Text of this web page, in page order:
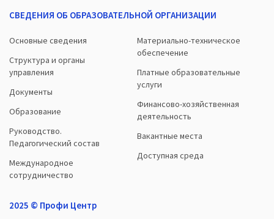
2025 © Профи Центр
СВЕДЕНИЯ ОБ ОБРАЗОВАТЕЛЬНОЙ ОРГАНИЗАЦИИ
Основные сведения
Структура и органы
управления
Документы
Образование
Руководство.
Педагогический состав
Международное
сотрудничество
Материально-техническое
обеспечение
Платные образовательные
услуги
Финансово-хозяйственная
деятельность
Вакантные места
Доступная среда